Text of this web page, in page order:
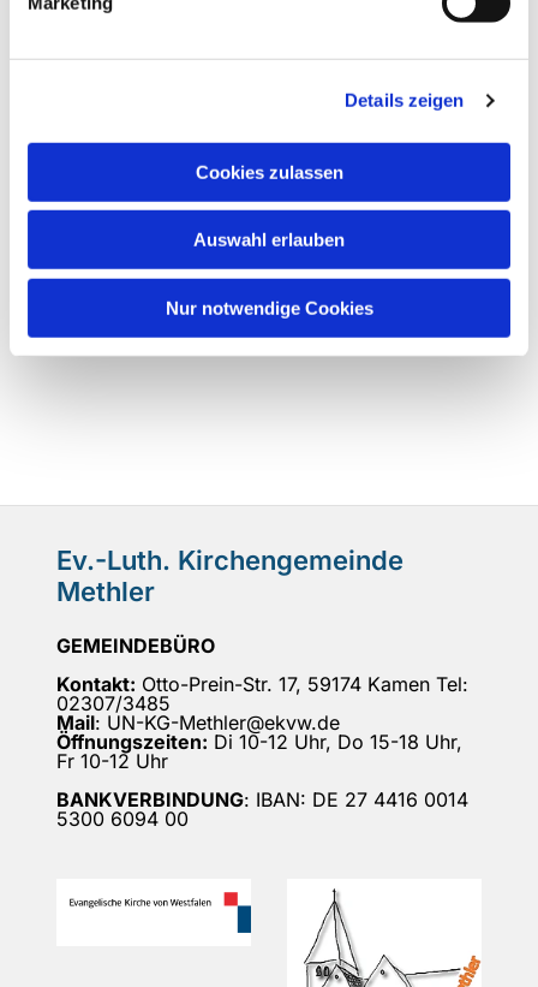
Details zeigen
Cookies zulassen
Auswahl erlauben
Nur notwendige Cookies
Ev.-Luth. Kirchengemeinde
Methler
GEMEINDEBÜRO
Kontakt: Otto-Prein-Str. 17, 59174 Kamen Tel:
02307/3485
Mail: UN-KG-Methler@ekvw.de
Öffnungszeiten: Di 10-12 Uhr, Do 15-18 Uhr,
Fr 10-12 Uhr
BANKVERBINDUNG: IBAN: DE 27 4416 0014
5300 6094 00